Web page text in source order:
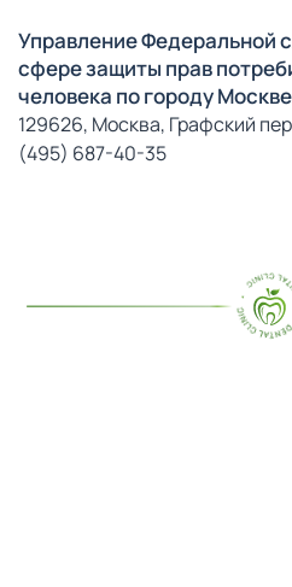
Управление Федеральной
сфере защиты прав
человека по городу Москве
129626, Москва, Графский
(495) 687-40-35